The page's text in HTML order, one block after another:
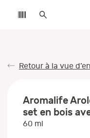
Retour à la vue
Aromalife
set en bois
60 ml